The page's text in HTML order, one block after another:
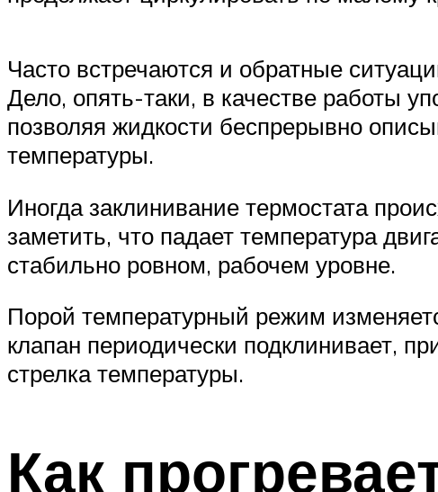
Часто встречаются и обратные
Дело, опять-таки, в качестве работы
позволяя жидкости беспрерывно
температуры.
Иногда заклинивание термостата
заметить, что падает температура
стабильно ровном, рабочем уровне.
Порой температурный режим
клапан периодически подклинивает,
стрелка температуры.
Как